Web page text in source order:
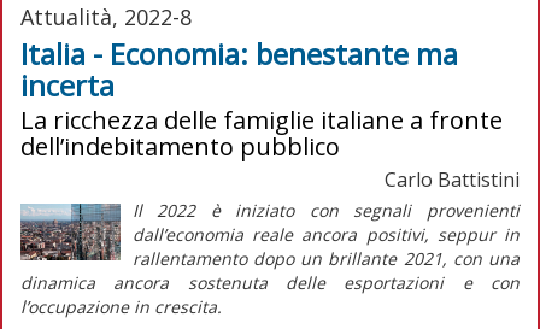
Attualità, 2022-8
Italia - Economia: benestante ma
incerta
La ricchezza delle famiglie italiane a fronte
dell’indebitamento pubblico
Carlo Battistini
Il 2022 è iniziato con segnali provenienti
dall’economia reale ancora positivi, seppur in
rallentamento dopo un brillante 2021, con una
dinamica ancora sostenuta delle esportazioni e con
l’occupazione in crescita.